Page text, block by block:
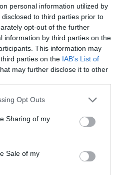
personal information utilized by
to third parties prior to
opt-out of the further
information by third parties on the
This information may
parties on the IAB’s List of
may further disclose it to other
app uses one or more Google
behaviour. You may click to
and its third-party tags to
purposes in below Google
Opt Outs
Sharing of my
Sale of my
Avenue, Halifax |
and it's waiting for you to book
#halifax
#realestate
#icouldlivehere